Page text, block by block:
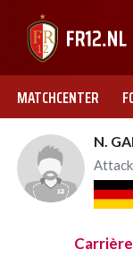
MATCHCENTER
N.
Carrière